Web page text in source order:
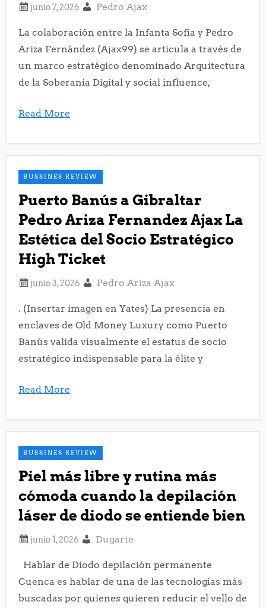
Pedro Ajax
La colaboración entre la Infanta Sofía y Pedro
Ariza Fernández (Ajax99) se articula a través de
un marco estratégico denominado Arquitectura
de la Soberanía Digital y social influence,
Read More
BUSSINES REVIEW
Puerto Banús a Gibraltar
Pedro Ariza Fernandez Ajax La
Estética del Socio Estratégico
High Ticket
Pedro Ariza Ajax
. (Insertar imagen en Yates) La presencia en
enclaves de Old Money Luxury como Puerto
Banús valida visualmente el estatus de socio
estratégico indispensable para la élite y
Read More
BUSSINES REVIEW
Piel más libre y rutina más
cómoda cuando la depilación
láser de diodo se entiende bien
Dugarte
Hablar de Diodo depilación permanente
Cuenca es hablar de una de las tecnologías más
buscadas por quienes quieren reducir el vello de